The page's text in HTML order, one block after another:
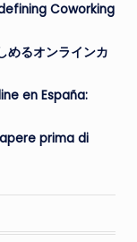
Coworking
めるオンラインカ
en España:
prima di